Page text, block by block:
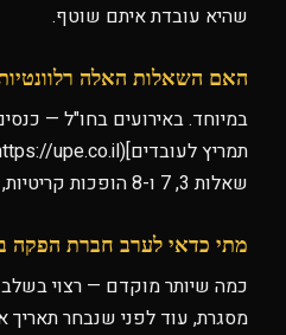
שהיא עובדת איתם שוטף.
האם השאלות האלה
במיוחד. באירועים בחו"ל —
שאלות 3, 7 ו-8 הופכות קריטיות, כי המרחק מגדיל כל תקלה.
מתי כדאי לערב חברת הפקה
כמה שיותר מוקדם — רצוי
מסגרת, עוד לפני שנבחר תאריך